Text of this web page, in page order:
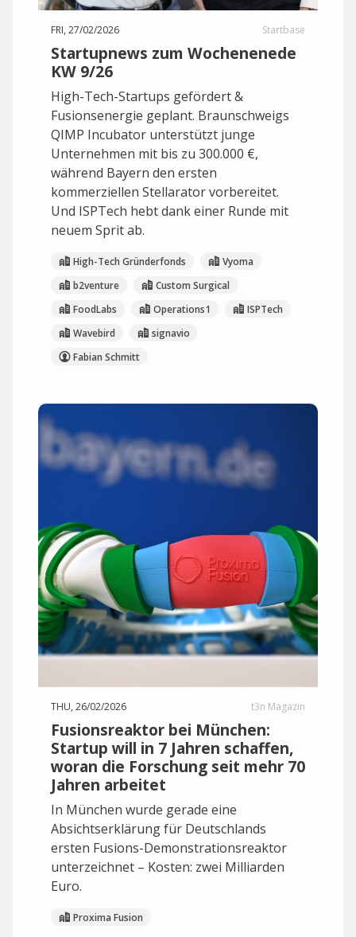
FRI, 27/02/2026 Startbase
Startupnews zum Wochenenede
KW 9/26
High-Tech-Startups gefördert &
Fusionsenergie geplant. Braunschweigs
QIMP Incubator unterstützt junge
Unternehmen mit bis zu 300.000 €,
während Bayern den ersten
kommerziellen Stellarator vorbereitet.
Und ISPTech hebt dank einer Runde mit
neuem Sprit ab.
High-Tech Gründerfonds
Vyoma
b2venture
Custom Surgical
FoodLabs
Operations1
ISPTech
Wavebird
signavio
Fabian Schmitt
THU, 26/02/2026 t3n Magazin
Fusionsreaktor bei München:
Startup will in 7 Jahren schaffen,
woran die Forschung seit mehr 70
Jahren arbeitet
In München wurde gerade eine
Absichtserklärung für Deutschlands
ersten Fusions-Demonstrationsreaktor
unterzeichnet – Kosten: zwei Milliarden
Euro.
Proxima Fusion